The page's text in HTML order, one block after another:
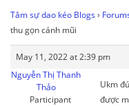
Tâm sự dao kéo Blogs ›
thu gọn cánh mũi
May 11, 2022 at 2:39 pm
Nguyễn Thị Thanh
Thảo
Participant
Ukm
được